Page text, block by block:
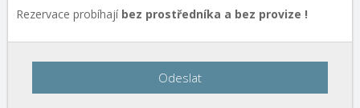
Rezervace probíhají bez prostředníka a bez provize !
Odeslat